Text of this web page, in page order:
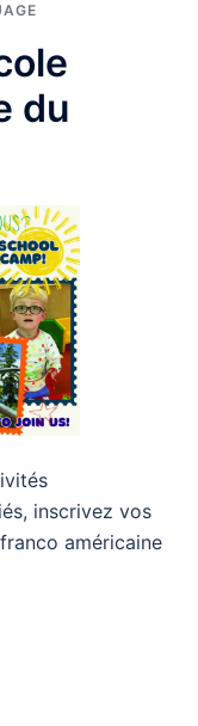
du
inscrivez vos
américaine